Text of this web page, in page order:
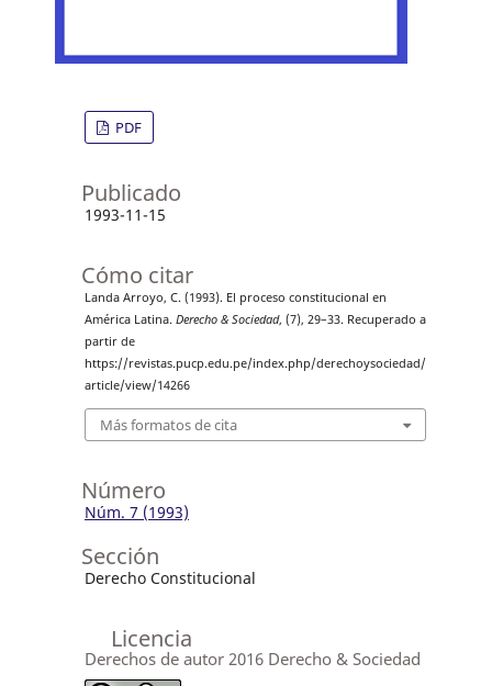
PDF
Publicado
1993-11-15
Cómo citar
Landa Arroyo, C. (1993). El proceso constitucional en
América Latina. Derecho & Sociedad, (7), 29–33. Recuperado a
partir de
https://revistas.pucp.edu.pe/index.php/derechoysociedad/
article/view/14266
Más formatos de cita
Número
Núm. 7 (1993)
Sección
Derecho Constitucional
Licencia
Derechos de autor 2016 Derecho & Sociedad